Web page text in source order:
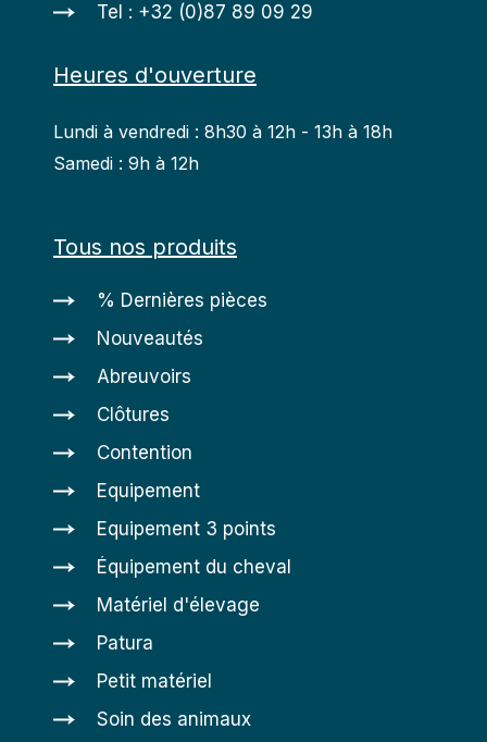
Tel : +32 (0)87 89 09 29
Heures d'ouverture
Lundi à vendredi : 8h30 à 12h - 13h à 18h
Samedi : 9h à 12h
Tous nos produits
% Dernières pièces
Nouveautés
Abreuvoirs
Clôtures
Contention
Equipement
Equipement 3 points
Équipement du cheval
Matériel d'élevage
Patura
Petit matériel
Soin des animaux